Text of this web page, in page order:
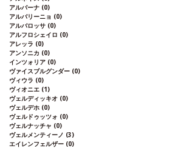
アルバーナ (0)
アルバリーニョ (0)
アルバロッサ (0)
アルフロシェイロ (0)
アレッラ (0)
アンソニカ (0)
インツォリア (0)
ヴァイスブルグンダー (0)
ヴィウラ (0)
ヴィオニエ (1)
ヴェルディッキオ (0)
ヴェルデホ (0)
ヴェルドゥッツォ (0)
ヴェルナッチャ (0)
ヴェルメンティーノ (3)
エイレンフェルザー (0)